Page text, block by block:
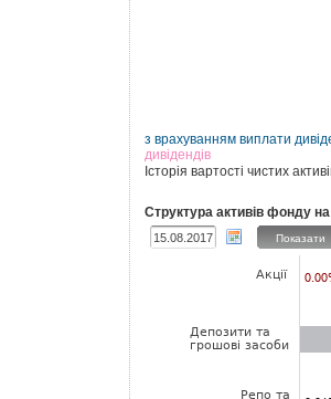
з врахуванням виплати
дивідендів
Історія вартості чистих
Структура активів фонду
Показати